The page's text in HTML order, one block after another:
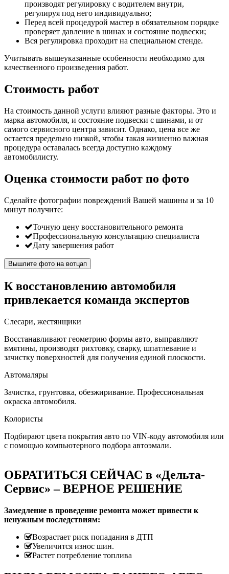
производят регулировку с водителем внутри,
регулируя под него индивидуально;
Перед всей процедурой мастер в обязательном порядке
проверяет давление в шинах и состояние подвески;
Вся регулировка проходит на специальном стенде.
Учитывать вышеуказанные особенности необходимо для
качественного произведения работ.
Стоимость работ
На стоимость данной услуги влияют разные факторы. Это и
марка автомобиля, и состояние подвески с шинами, и от
самого сервисного центра зависит. Однако, цена все же
остается предельно низкой, чтобы такая жизненно важная
процедура оставалась всегда доступно каждому
автомобилисту.
Оценка стоимости работ по фото
Сделайте фотографии повреждений Вашей машины и за 10
минут получите:
Точную цену восстановительного ремонта
Профессиональную консультацию специалиста
Дату завершения работ
Вышлите фото на вотцап
К восстановлению автомобиля
привлекается команда экспертов
Слесари, жестянщики
Восстанавливают геометрию формы авто, выправляют
вмятины, производят рихтовку, сварку, шпатлевание и
зачистку поверхностей для получения единой плоскости.
Автомаляры
Зачистка, грунтовка, обезжиривание. Профессиональная
окраска автомобиля.
Колористы
Подбирают цвета покрытия авто по VIN-коду автомобиля или
с помощью компьютерного подбора автоэмали.
ОБРАТИТЬСЯ СЕЙЧАС в «Дельта-
Сервис» – ВЕРНОЕ РЕШЕНИЕ
Замедление в проведение ремонта может привести к
ненужным последствиям:
Возрастает риск попадания в ДТП
Увеличится износ шин.
Растет потребление топлива